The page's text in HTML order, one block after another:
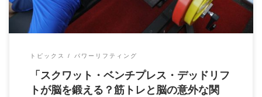
トピックス パワーリフティング
「スクワット・ベンチプレス・デッドリフ
トが脳を鍛える？筋トレと脳の意外な関